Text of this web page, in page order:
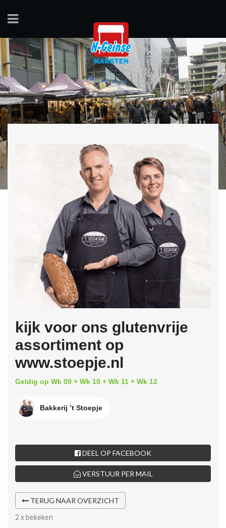
kijk voor ons glutenvrije
assortiment op
www.stoepje.nl
Geldig op Wk 09 + Wk 10 + Wk 11 + Wk 12
Bakkerij ’t Stoepje
DEEL OP FACEBOOK
VERSTUUR PER MAIL
TERUG NAAR OVERZICHT
2 x bekeken